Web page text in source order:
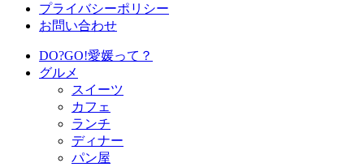
プライバシーポリシー
お問い合わせ
DO?GO!愛媛って？
グルメ
スイーツ
カフェ
ランチ
ディナー
パン屋